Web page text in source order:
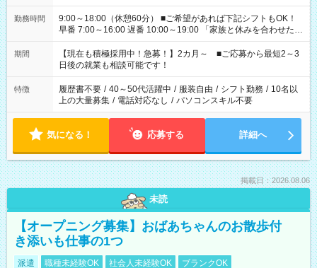
勤務時間
9:00～18:00（休憩60分） ■ご希望があれば下記シフトもOK！
早番 7:00～16:00 遅番 10:00～19:00 「家族と休みを合わせた
い」 「余裕を持って夕飯の準備がしたい」 「できれば残業はし
たくない」 など、ご希望を教えてくださいね。 ※Wワーク希望
の方へ 今ご覧のお仕事で希望する勤務時間と、もう1つのお仕事
の勤務時間。 合計で週40時間を超える場合は応募できません。
期間
【現在も積極採用中！急募！】2カ月～ ■ご応募から最短2～3
日後の就業も相談可能です！
特徴 履歴書不要 / 40～50代活躍中 / 服装自由 / シフト勤務 / 10名以
上の大量募集 / 電話対応なし / パソコンスキル不要
気になる！ 応募する 詳細へ
掲載日：2026.08.06
未読
【オープニング募集】おばあちゃんのお散歩付
き添いも仕事の1つ
派遣 職種未経験OK 社会人未経験OK
ブランクOK